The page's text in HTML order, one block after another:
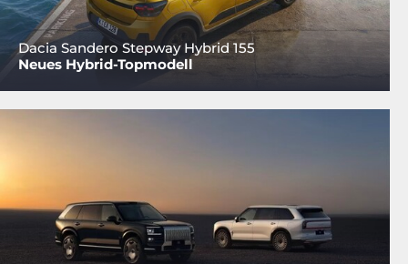
Dacia Sandero Stepway Hybrid 155
Neues Hybrid-Topmodell